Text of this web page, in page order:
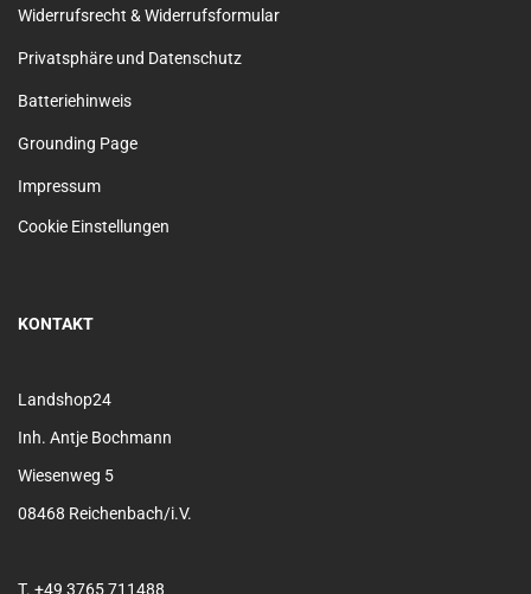
Widerrufsrecht & Widerrufsformular
Privatsphäre und Datenschutz
Batteriehinweis
Grounding Page
Impressum
Cookie Einstellungen
KONTAKT
Landshop24
Inh. Antje Bochmann
Wiesenweg 5
08468 Reichenbach/i.V.
T. +49 3765 711488